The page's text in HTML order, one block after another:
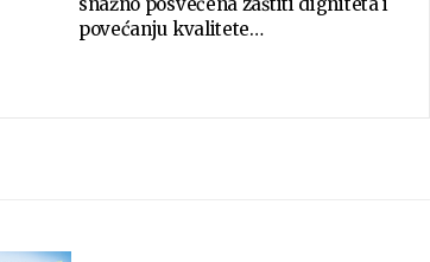
povećanju kvalitete…